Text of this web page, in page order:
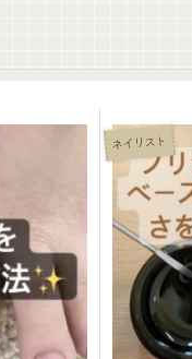
ネイリスト